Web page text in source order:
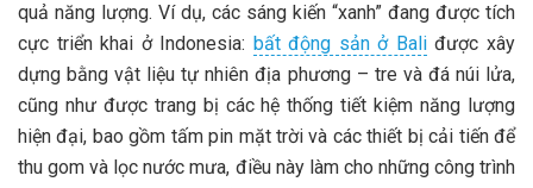
quả năng lượng. Ví dụ, các sáng kiến “xanh” đang được tích
cực triển khai ở Indonesia: bất động sản ở Baliđược xây
dựng bằng vật liệu tự nhiên địa phương – tre và đá núi lửa,
cũng như được trang bị các hệ thống tiết kiệm năng lượng
hiện đại, bao gồm tấm pin mặt trời và các thiết bị cải tiến để
thu gom và lọc nước mưa, điều này làm cho những công trình